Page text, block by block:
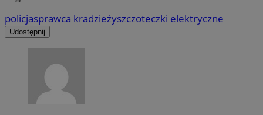
policjasprawca kradzieżyszczoteczki elektryczne
Udostępnij